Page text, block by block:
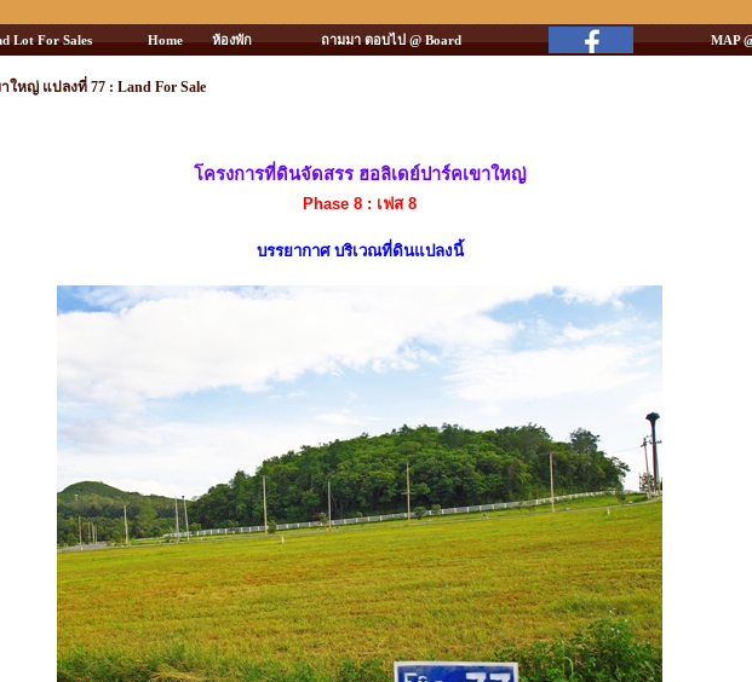
Lot For Sales Home ห้องพัก ถามมา ตอบไป @ Board MAP
ใหญ่ แปลงที่ 77 : Land For Sale
โครงการที่ดินจัดสรร ฮอลิเดย์ปาร์คเขาใหญ่
Phase 8 : เฟส 8
บรรยากาศ บริเวณที่ดินแปลงนี้